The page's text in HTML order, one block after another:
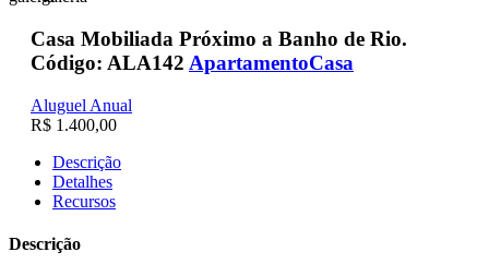
Casa Mobiliada Próximo a Banho de Rio.
Código: ALA142 ApartamentoCasa
Aluguel Anual
R$ 1.400,00
Descrição
Detalhes
Recursos
Descrição